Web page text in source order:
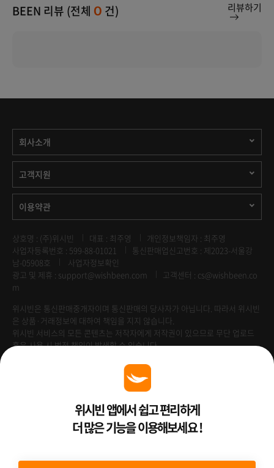
BEEN 리뷰 (전체 0 건) 리뷰하기
회사소개
고객지원
이용약관
상호명 : (주)위시빈 대표 : 최주영
개인정보책임자 : 최주영
사업자등록번호 : 599-88-01021
통신판매업신고번호 : 제2023-서울강
남-05908호
사업자정보확인
광고 및 제휴 : support@wishbeen.com
고객센터 : cs@wishbeen.co
m
위시빈은 통신판매중개자이며 통신판매의 당사자가 아닙니다. 따라서 위시빈
은 상품·거래정보에 대하여 책임을 지지 않습니다.
위시빈 서비스의 모든 콘텐츠는 저작자에게 저작권이 있으므로 무단 업로드
혹은 사용 시 법적 책임이 발생할 수 있습니다.
Venture Enterprise위시빈 앱에서 쉽고 편리하게
더 많은 기능을 이용해보세요 !